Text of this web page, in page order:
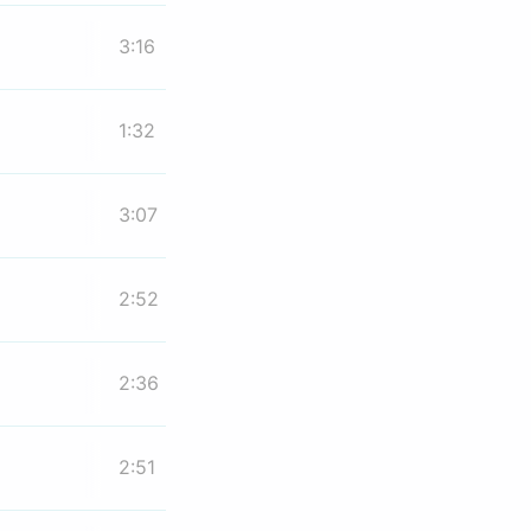
3:16
1:32
3:07
2:52
2:36
2:51